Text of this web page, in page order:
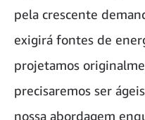
pela crescente
exigirá fontes de
projetamos
precisaremos ser
nossa abordagem